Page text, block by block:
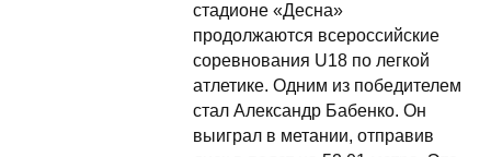
стадионе «Десна»
продолжаются всероссийские
соревнования U18 по легкой
атлетике. Одним из победителем
стал Александр Бабенко. Он
выиграл в метании, отправив